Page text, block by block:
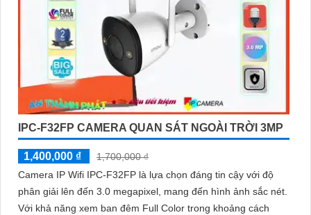
IPC-F32FP CAMERA QUAN SÁT NGOÀI TRỜI 3MP
1,400,000 ₫
1,700,000 ₫
Camera IP Wifi IPC-F32FP là lựa chọn đáng tin cậy với độ
phân giải lên đến 3.0 megapixel, mang đến hình ảnh sắc nét.
Với khả năng xem ban đêm Full Color trong khoảng cách